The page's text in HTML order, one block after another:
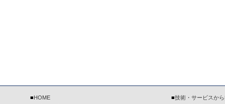
■HOME
■技術・サービスか